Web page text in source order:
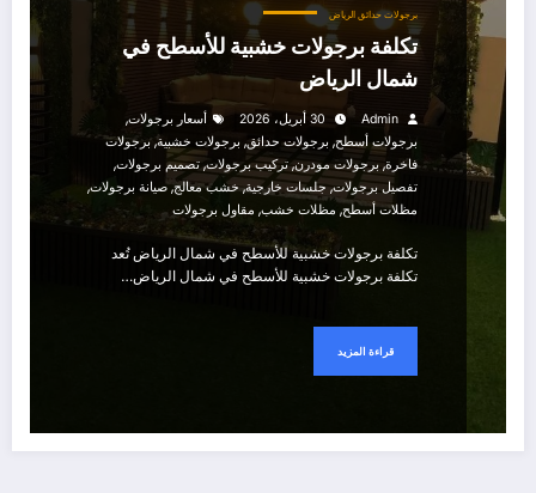
برجولات حدائق الرياض
تكلفة برجولات خشبية للأسطح في
شمال الرياض
Admin 30 أبريل، 2026 أسعار برجولات,
برجولات أسطح, برجولات حدائق, برجولات خشبية,برجولات
فاخرة, برجولات مودرن,تركيب برجولات,تصميم برجولات,
تفصيل برجولات, جلسات خارجية, خشب معالج,صيانة برجولات,
مظلات أسطح,مظلات خشب, مقاول برجولات
تكلفة برجولات خشبية للأسطح في شمال الرياض تُعد
تكلفة برجولات خشبية للأسطح في شمال الرياض…
قراءة المزيد